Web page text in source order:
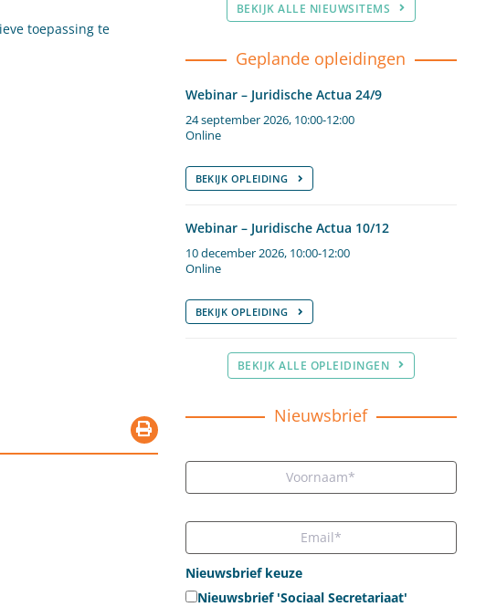
toepassing te
BEKIJK ALLE NIEUWSITEMS
Geplande opleidingen
Webinar – Juridische Actua 24/9
24 september 2026, 10:00-12:00
Online
BEKIJK OPLEIDING
Webinar – Juridische Actua 10/12
10 december 2026, 10:00-12:00
Online
BEKIJK OPLEIDING
BEKIJK ALLE OPLEIDINGEN
Nieuwsbrief
Nieuwsbrief keuze
Nieuwsbrief 'Sociaal Secretariaat'